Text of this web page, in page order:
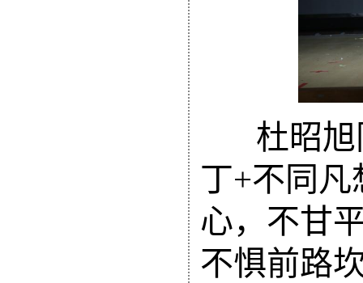
杜昭旭
丁+不同
心，不甘
不惧前路